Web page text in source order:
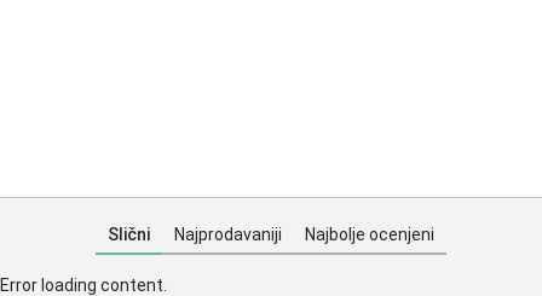
Slični Najprodavaniji Najbolje ocenjeni
Error loading content.